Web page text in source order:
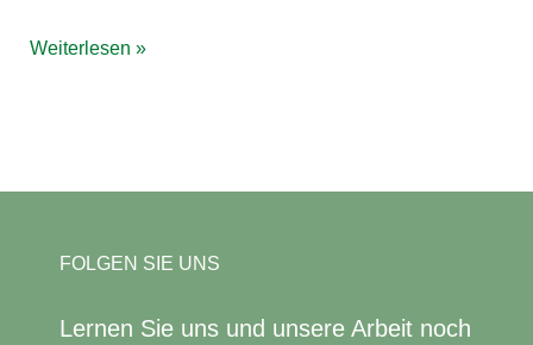
Weiterlesen »
FOLGEN SIE UNS
Lernen Sie uns und unsere Arbeit noch